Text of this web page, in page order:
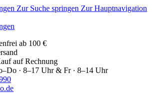
Zur Suche springen Zur Hauptnavigation
ab 100 €
auf Rechnung
· 8–17 Uhr & Fr · 8–14 Uhr